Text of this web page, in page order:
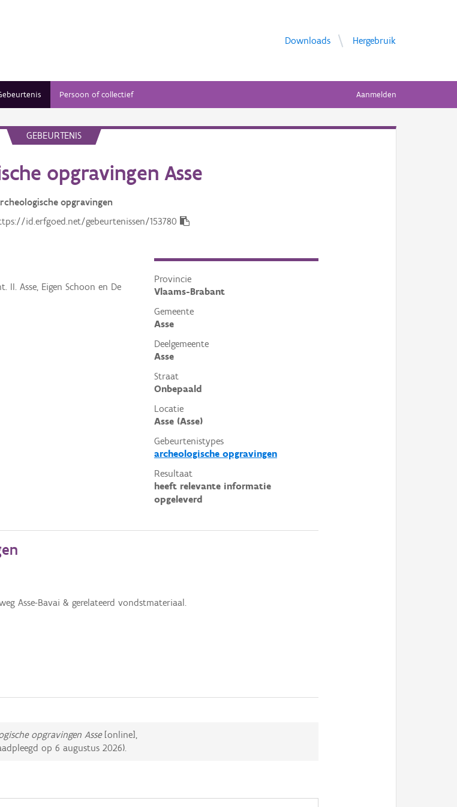
Downloads Hergebruik
Persoon of collectief Aanmelden
GEBEURTENIS
opgravingen Asse
opgravingen
id.erfgoed.net/gebeurtenissen/153780
Provincie
Vlaams-Brabant
Gemeente
Asse
Deelgemeente
Asse
Straat
Onbepaald
Locatie
Asse (Asse)
Gebeurtenistypes
archeologische opgravingen
Resultaat
heeft relevante informatie
opgeleverd
II. Asse, Eigen Schoon en De
Asse-Bavai & gerelateerd vondstmateriaal.
opgravingen Asse[online],
op6 augustus 2026).